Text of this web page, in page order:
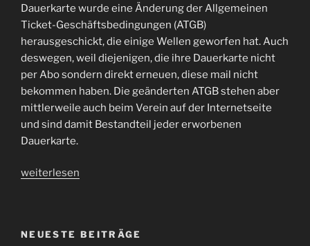
Dauerkarte wurde eine Änderung der Allgemeinen
Ticket-Geschäftsbedingungen (ATGB)
herausgeschickt, die einige Wellen geworfen hat. Auch
deswegen, weil diejenigen, die ihre Dauerkarte nicht
per Abo sondern direkt erneuen, diese mail nicht
bekommen haben. Die geänderten ATGB stehen aber
mittlerweile auch beim Verein auf der Internetseite
und sind damit Bestandteil jeder erworbenen
Dauerkarte.
„#FCSP
–
weiterlesen
NEUESTE BEITRÄGE